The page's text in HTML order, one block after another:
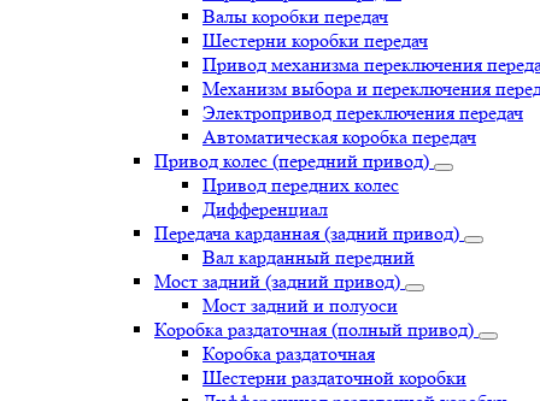
Валы коробки передач
Шестерни коробки передач
Привод механизма переключения
Механизм выбора и переключения
Электропривод переключения передач
Автоматическая коробка передач
Привод колес (передний привод)
Привод передних колес
Дифференциал
Передача карданная (задний привод)
Вал карданный передний
Мост задний (задний привод)
Мост задний и полуоси
Коробка раздаточная (полный привод)
Коробка раздаточная
Шестерни раздаточной коробки